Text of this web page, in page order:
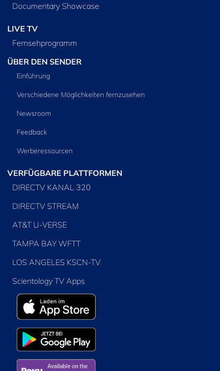
Documentary Showcase
LIVE TV
Fernsehprogramm
ÜBER DEN SENDER
Einführung
Verschiedene Möglichkeiten fernzusehen
Newsroom
Feedback
Werberessourcen
VERFÜGBARE PLATTFORMEN
DIRECTV KANAL 320
DIRECTV STREAM
AT&T U-VERSE
TAMPA BAY WFTT
LOS ANGELES KSCN-TV
Scientology TV Apps